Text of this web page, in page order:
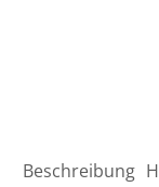
Beschreibung